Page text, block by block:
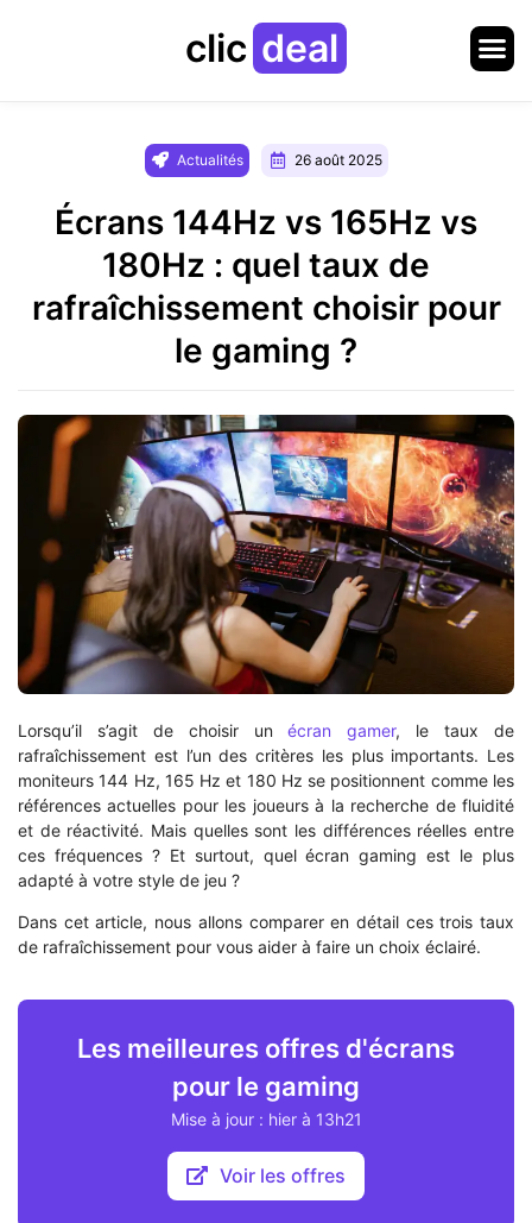
clic deal
Actualités 26 août 2025
Écrans 144Hz vs 165Hz vs
180Hz : quel taux de
rafraîchissement choisir pour
le gaming ?
Lorsqu’il s’agit de choisir unécran gamer, le taux de
rafraîchissement est l’un des critères les plus importants. Les
moniteurs 144 Hz, 165 Hz et 180 Hz se positionnent comme les
références actuelles pour les joueurs à la recherche de fluidité
et de réactivité. Mais quelles sont les différences réelles entre
ces fréquences ? Et surtout, quel écran gaming est le plus
adapté à votre style de jeu ?
Dans cet article, nous allons comparer en détail ces trois taux
de rafraîchissement pour vous aider à faire un choix éclairé.
Les meilleures offres d'écrans
pour le gaming
Mise à jour : hier à 13h21
Voir les offres